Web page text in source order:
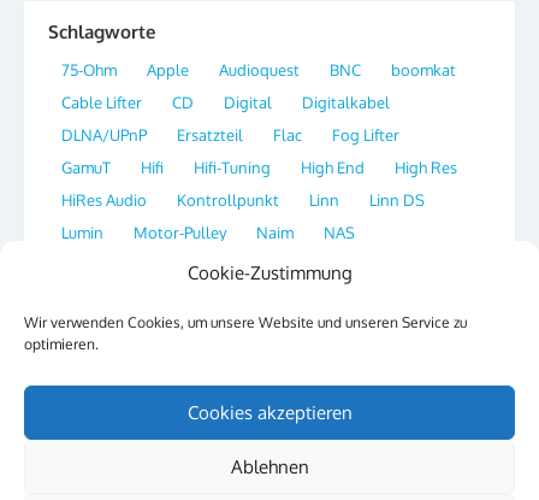
Cookie-Zustimmung
Wir verwenden Cookies, um unsere Website und unseren Service zu
optimieren.
Cookies akzeptieren
Ablehnen
Schlagworte
75-Ohm Apple Audioquest BNC
boomkat
Cable Lifter
CD Digital
Digitalkabel
DLNA/UPnP
Ersatzteil Flac
Fog Lifter
GamuT
Hifi Hifi-Tuning High End
High Res
HiRes Audio
Kontrollpunkt Linn
Linn DS
Lumin
Motor-Pulley Naim
NAS
Network Streamer
OS X Plattenspieler
Sirius
SSH Streaming Switch
Synology